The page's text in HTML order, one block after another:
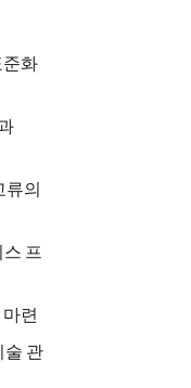
준화
류의
프
련
술 관